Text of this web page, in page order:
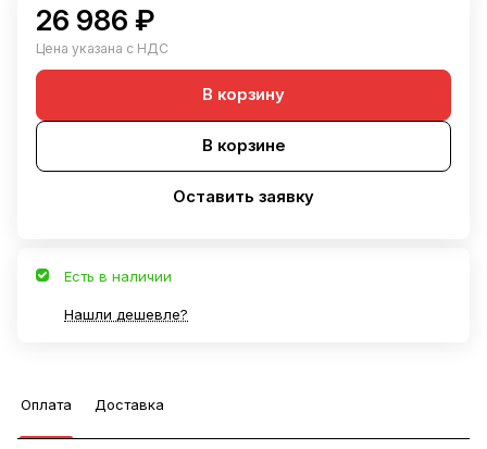
26 986 ₽
Цена указана с НДС
В корзину
В корзине
Оставить заявку
Есть в наличии
Нашли дешевле?
Оплата Доставка